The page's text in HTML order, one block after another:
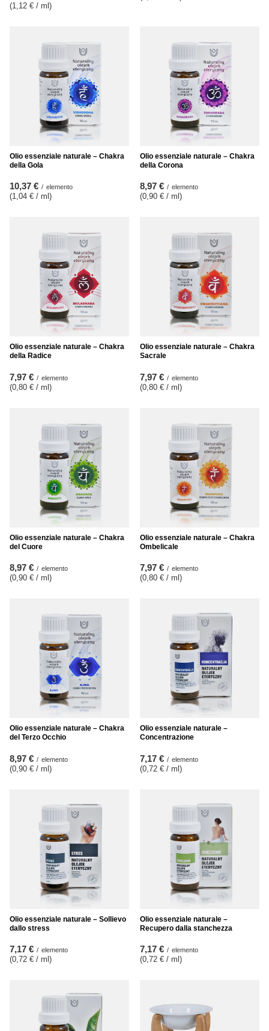
(1,12 € / ml)
Olio essenziale naturale – Chakra
della Gola
10,37 € / elemento
(1,04 € / ml )
Olio essenziale naturale – Chakra
della Corona
8,97 € / elemento
(0,90 € / ml )
Olio essenziale naturale – Chakra
della Radice
7,97 € / elemento
(0,80 € / ml)
Olio essenziale naturale – Chakra
Sacrale
7,97 € / elemento
(0,80 € / ml)
Olio essenziale naturale – Chakra
del Cuore
8,97 € / elemento
(0,90 € / ml )
Olio essenziale naturale – Chakra
Ombelicale
7,97 € / elemento
(0,80 € / ml )
Olio essenziale naturale – Chakra
del Terzo Occhio
8,97 € / elemento
(0,90 € / ml)
Olio essenziale naturale –
Concentrazione
7,17 € / elemento
(0,72 € / ml)
Olio essenziale naturale – Sollievo
dallo stress
7,17 € / elemento
(0,72 € / ml )
Olio essenziale naturale –
Recupero dalla stanchezza
7,17 € / elemento
(0,72 € / ml )